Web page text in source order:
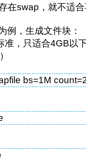
在swap，就不适
例，生成文件块：
准，只适合4GB以
bs=1M